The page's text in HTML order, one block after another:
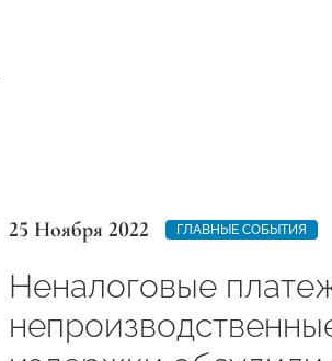
25 Ноября 2022 ГЛАВНЫЕ СОБЫТИЯ
Неналоговые